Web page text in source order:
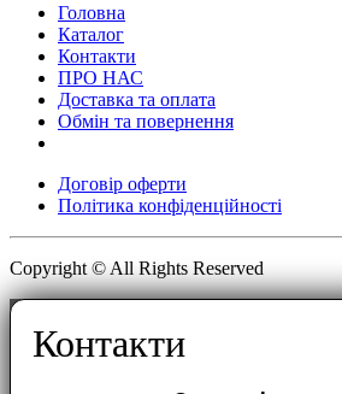
Головна
Каталог
Контакти
ПРО НАС
Доставка та оплата
Обмін та повернення
Договір оферти
Політика конфіденційності
Copyright © All Rights Reserved
Контакти